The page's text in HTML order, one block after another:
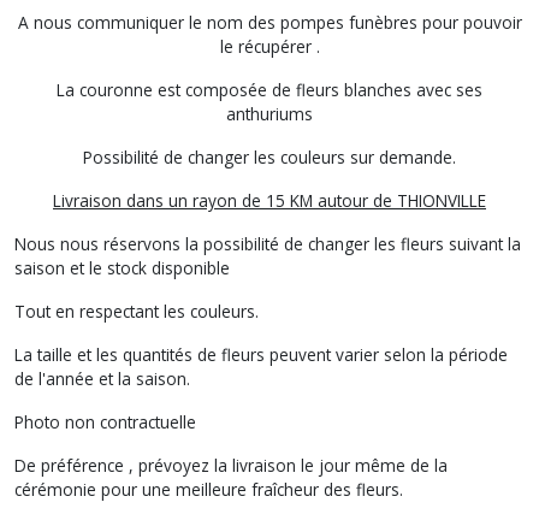
A nous communiquer le nom des pompes funèbres pour pouvoir
le récupérer .
La couronne est composée de fleurs blanches avec ses
anthuriums
Possibilité de changer les couleurs sur demande.
Livraison dans un rayon de 15 KM autour de THIONVILLE
Nous nous réservons la possibilité de changer les fleurs suivant la
saison et le stock disponible
Tout en respectant les couleurs.
La taille et les quantités de fleurs peuvent varier selon la période
de l'année et la saison.
Photo non contractuelle
De préférence , prévoyez la livraison le jour même de la
cérémonie pour une meilleure fraîcheur des fleurs.